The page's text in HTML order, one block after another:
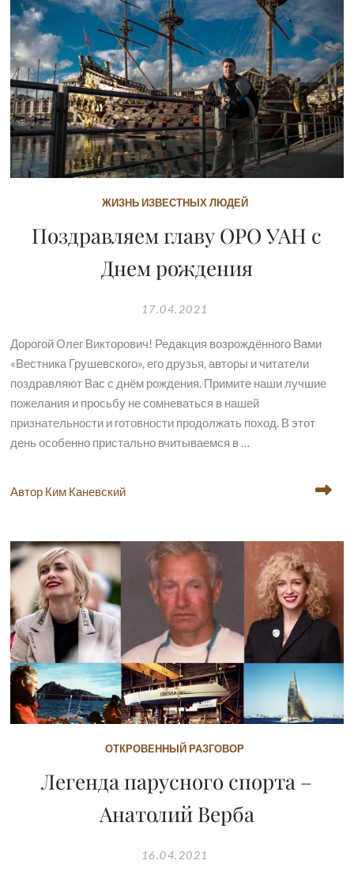
ЖИЗНЬ ИЗВЕСТНЫХ ЛЮДЕЙ
Поздравляем главу ОРО УАН с
Днем рождения
17.04.2021
Дорогой Олег Викторович! Редакция возрождённого Вами
«Вестника Грушевского», его друзья, авторы и читатели
поздравляют Вас с днём рождения. Примите наши лучшие
пожелания и просьбу не сомневаться в нашей
признательности и готовности продолжать поход. В этот
день особенно пристально вчитываемся в …
Автор Ким Каневский
ОТКРОВЕННЫЙ РАЗГОВОР
Легенда парусного спорта –
Анатолий Верба
16.04.2021